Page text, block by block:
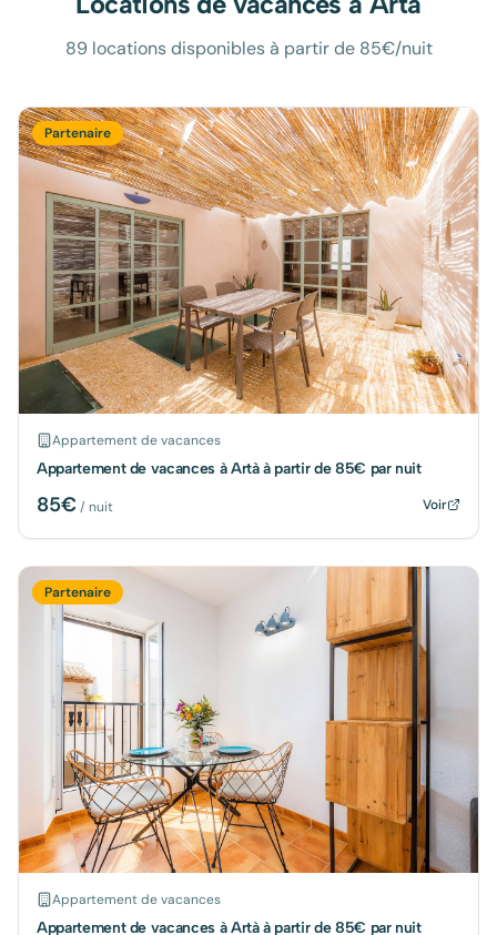
89 locations disponibles à partir de 85€/nuit
Partenaire
Appartement de vacances
Appartement de vacances à Artà à partir de 85€ par nuit
85€/ nuit Voir
Partenaire
Appartement de vacances
Appartement de vacances à Artà à partir de 85€ par nuit